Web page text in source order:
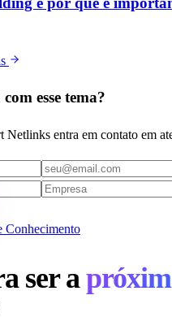
esse tema?
Netlinks entra em contato em
Conhecimento
ser a